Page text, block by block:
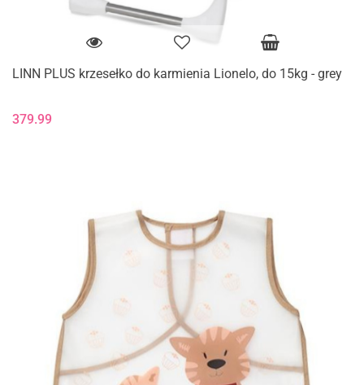
LINN PLUS krzesełko do karmienia Lionelo, do 15kg - grey
379.99